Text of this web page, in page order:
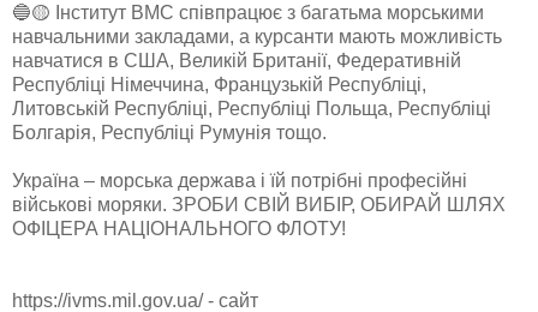
🔵🟡 Інститут ВМС співпрацює з багатьма морськими
навчальними закладами, а курсанти мають можливість
навчатися в США, Великій Британії, Федеративній
Республіці Німеччина, Французькій Республіці,
Литовській Республіці, Республіці Польща, Республіці
Болгарія, Республіці Румунія тощо.
Україна – морська держава і їй потрібні професійні
військові моряки. ЗРОБИ СВІЙ ВИБІР, ОБИРАЙ ШЛЯХ
ОФІЦЕРА НАЦІОНАЛЬНОГО ФЛОТУ!
https://ivms.mil.gov.ua/ - сайт